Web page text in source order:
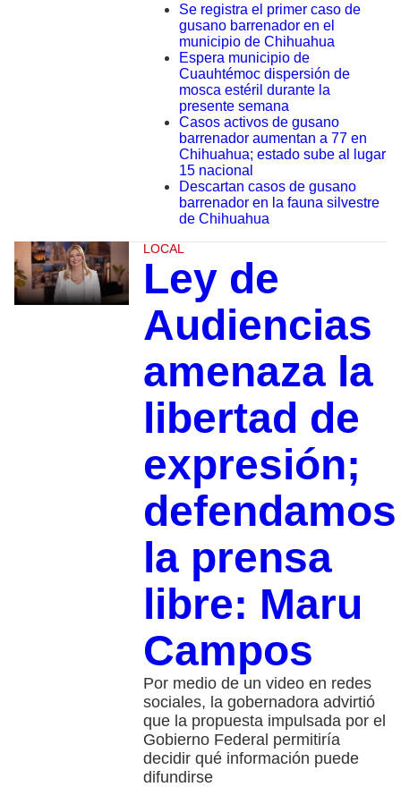
Se registra el primer caso de
gusano barrenador en el
municipio de Chihuahua
Espera municipio de
Cuauhtémoc dispersión de
mosca estéril durante la
presente semana
Casos activos de gusano
barrenador aumentan a 77 en
Chihuahua; estado sube al lugar
15 nacional
Descartan casos de gusano
barrenador en la fauna silvestre
de Chihuahua
LOCAL
Ley de
Audiencias
amenaza la
libertad de
expresión;
defendamos
la prensa
libre: Maru
Campos
Por medio de un video en redes
sociales, la gobernadora advirtió
que la propuesta impulsada por el
Gobierno Federal permitiría
decidir qué información puede
difundirse